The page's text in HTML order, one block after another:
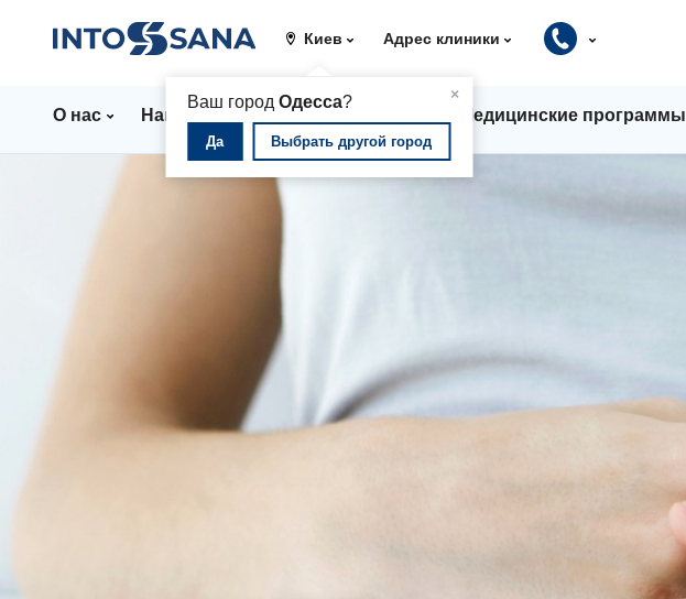
Киев
×
Ваш городОдесса?
Да Выбрать другой город
Адрес клиники
О нас Направления Цены Медицинские программы